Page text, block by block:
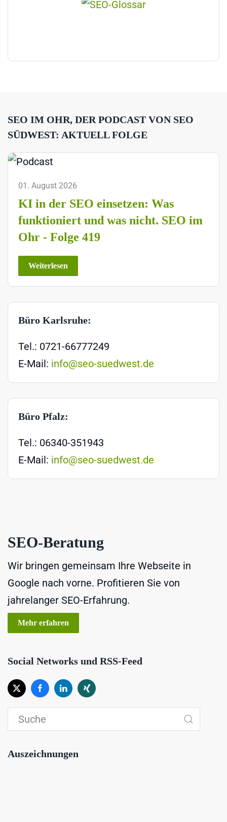
SEO IM OHR, DER PODCAST VON SEO
SÜDWEST: AKTUELL FOLGE
01. August 2026
KI in der SEO einsetzen: Was
funktioniert und was nicht. SEO im
Ohr - Folge 419
Weiterlesen
Büro Karlsruhe:
Tel.: 0721-66777249
E-Mail: info@seo-suedwest.de
Büro Pfalz:
Tel.: 06340-351943
E-Mail: info@seo-suedwest.de
SEO-Beratung
Wir bringen gemeinsam Ihre Webseite in
Google nach vorne. Profitieren Sie von
jahrelanger SEO-Erfahrung.
Mehr erfahren
Social Networks und RSS-Feed
Auszeichnungen